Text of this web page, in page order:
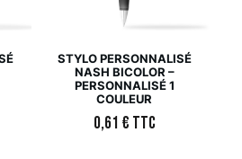
STYLO PERSONNALISÉ
NASH BICOLOR –
PERSONNALISÉ 1
COULEUR
0,61 € TTC